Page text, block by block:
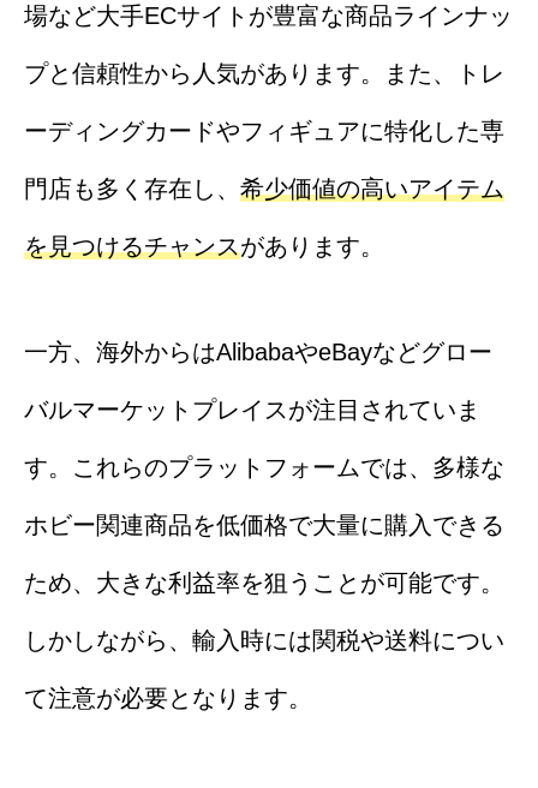
場など大手ECサイトが豊富な商品ラインナッ
プと信頼性から人気があります。また、トレ
ーディングカードやフィギュアに特化した専
門店も多く存在し、 希少価値の高いアイテム
を見つけるチャンスがあります。
一方、海外からはAlibabaやeBayなどグロー
バルマーケットプレイスが注目されていま
す。これらのプラットフォームでは、多様な
ホビー関連商品を低価格で大量に購入できる
ため、大きな利益率を狙うことが可能です。
しかしながら、輸入時には関税や送料につい
て注意が必要となります。